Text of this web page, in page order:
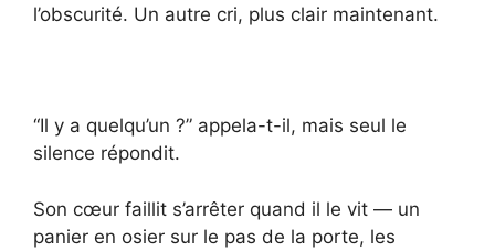
l’obscurité. Un autre cri, plus clair maintenant.
“Il y a quelqu’un ?” appela-t-il, mais seul le
silence répondit.
Son cœur faillit s’arrêter quand il le vit — un
panier en osier sur le pas de la porte, les